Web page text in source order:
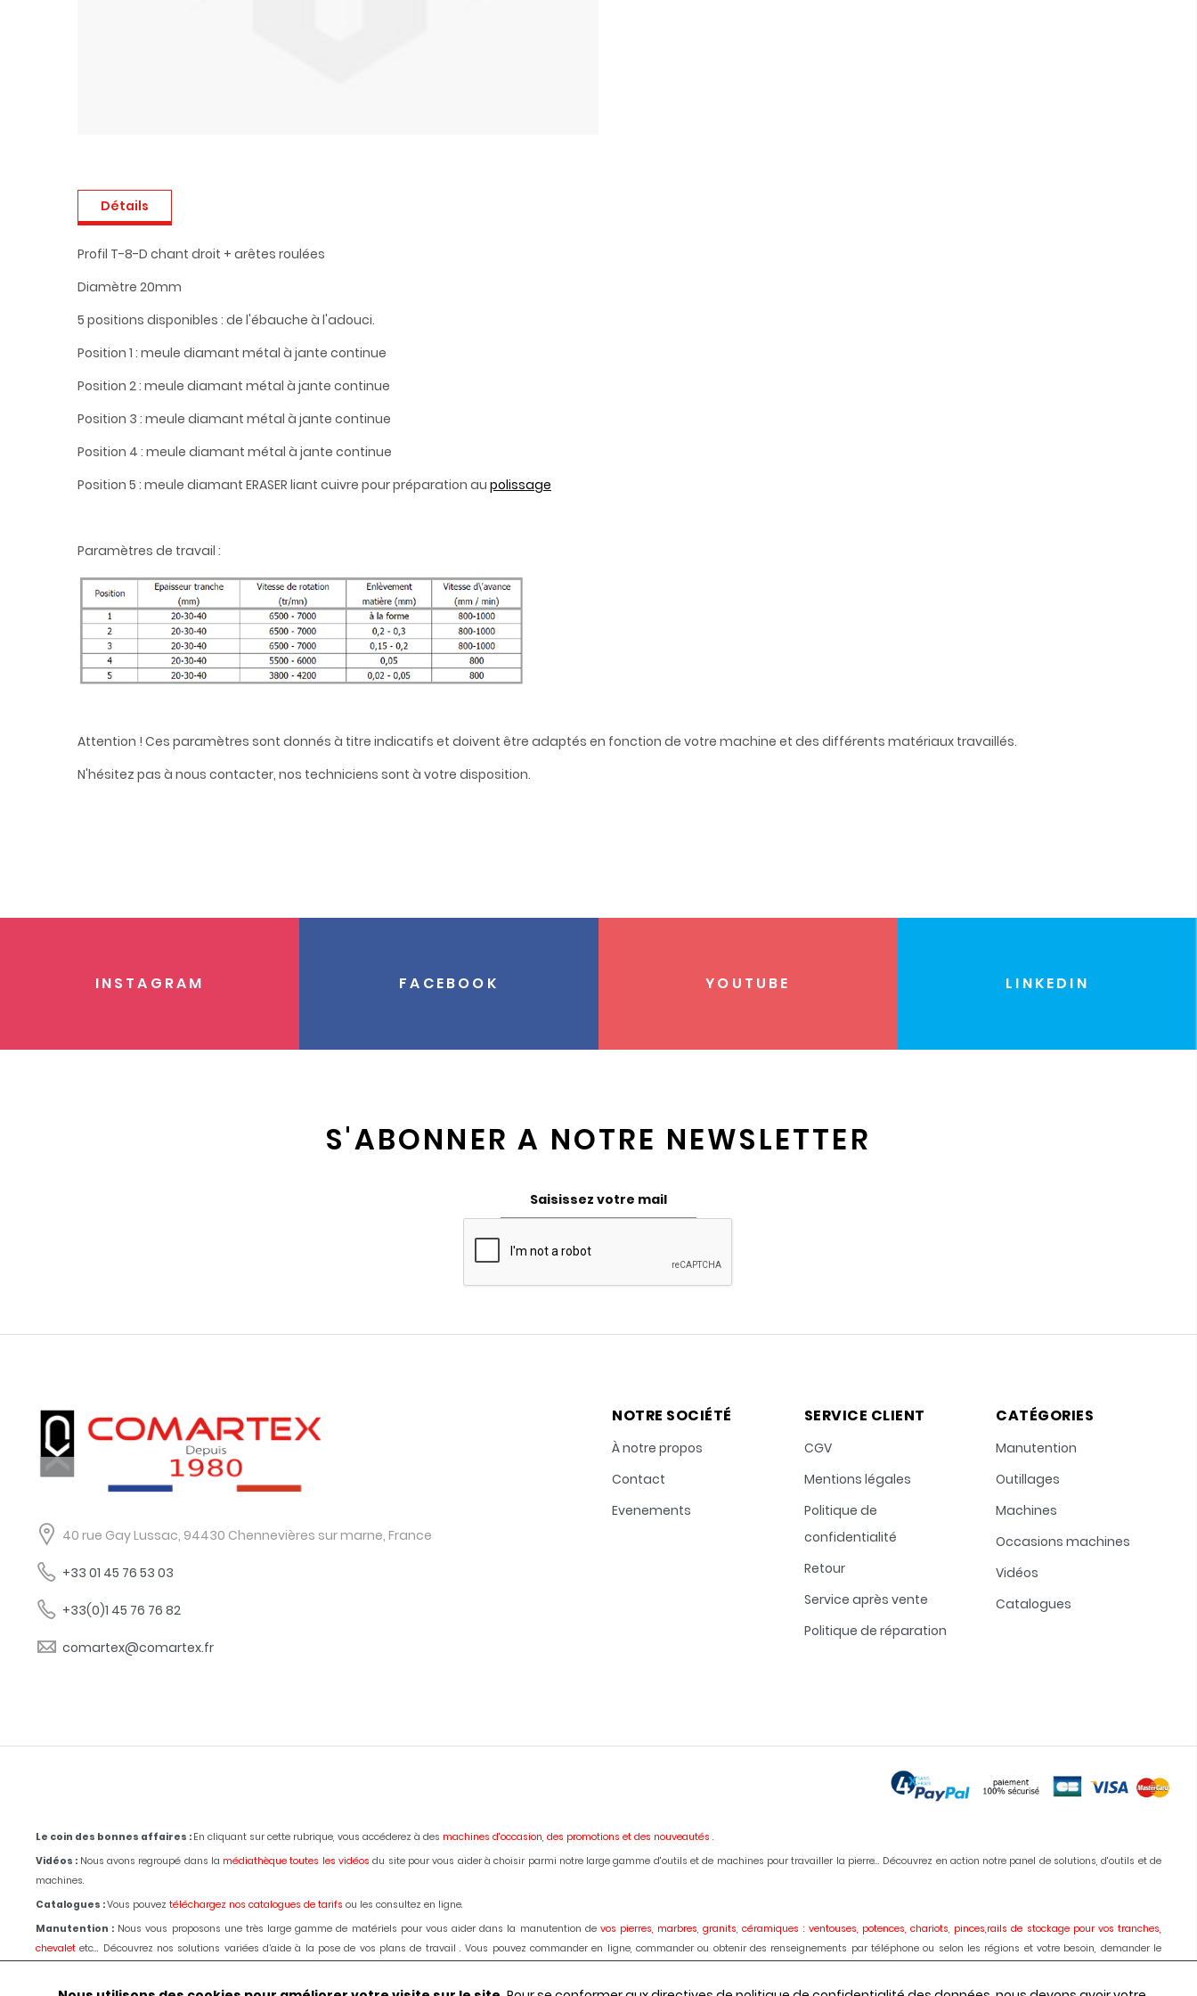
Détails
Profil T-8-D chant droit + arêtes roulées
Diamètre 20mm
5 positions disponibles : de l'ébauche à l'adouci.
Position 1 : meule diamant métal à jante continue
Position 2 : meule diamant métal à jante continue
Position 3 : meule diamant métal à jante continue
Position 4 : meule diamant métal à jante continue
Position 5 : meule diamant ERASER liant cuivre pour préparation au polissage
Paramètres de travail :
Attention ! Ces paramètres sont donnés à titre indicatifs et doivent être adaptés en fonction de votre machine et des différents matériaux travaillés.
N'hésitez pas à nous contacter, nos techniciens sont à votre disposition.
INSTAGRAM FACEBOOK YOUTUBE LINKEDIN
S'ABONNER A NOTRE NEWSLETTER
40 rue Gay Lussac, 94430 Chennevières sur marne, France
+33 01 45 76 53 03
+33(0)1 45 76 76 82
comartex@comartex.fr
NOTRE SOCIÉTÉ
À notre propos
Contact
Evenements
SERVICE CLIENT
CGV
Mentions légales
Politique de
confidentialité
Retour
Service après vente
Politique de réparation
CATÉGORIES
Manutention
Outillages
Machines
Occasions machines
Vidéos
Catalogues
Le coin des bonnes affaires : En cliquant sur cette rubrique, vous accéderez à des machines d'occasion, des promotions et des nouveautés .
Vidéos : Nous avons regroupé dans la médiathèque toutes les vidéos du site pour vous aider à choisir parmi notre large gamme d'outils et de machines pour travailler la pierre... Découvrez en action notre panel de solutions, d'outils et de
machines.
Catalogues :Vous pouvez téléchargez nos catalogues de tarifs ou les consultez en ligne.
Manutention : Nous vous proposons une très large gamme de matériels pour vous aider dans la manutention de vos pierres, marbres, granits, céramiques : ventouses, potences, chariots, pinces,rails de stockage pour vos tranches,
chevaletetc... Découvrez nos solutions variées d’aide à la pose de vos plans de travail . Vous pouvez commander en ligne, commander ou obtenir des renseignements par téléphone ou selon les régions et votre besoin, demander le
Outillages : Pour la marbrerie de décoration,tronçonnage,polissage, bouchardage des marbres, granits, bétons, céramiques, dekton : disque diamant, forets, fraises, meules, colles, silicones, antitachesetc... Vous pouvez commander en